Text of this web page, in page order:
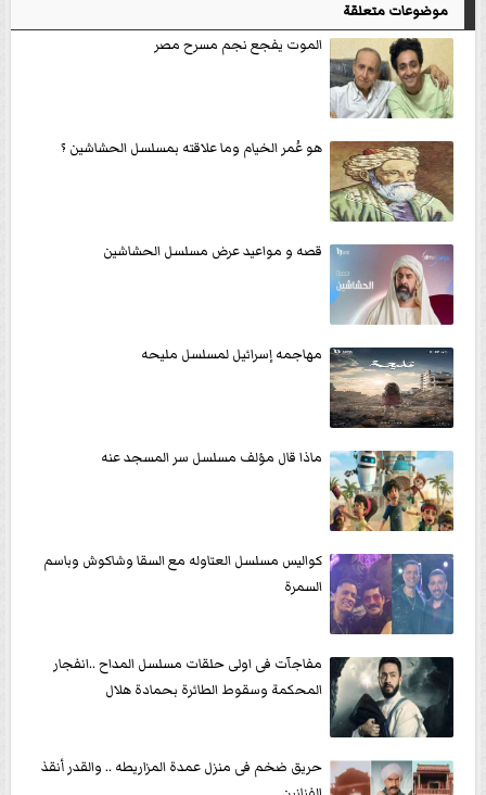
موضوعات متعلقة
الموت يفجع نجم مسرح مصر
هو عُمر الخيام وما علاقته بمسلسل الحشاشين ؟
قصه و مواعيد عرض مسلسل الحشاشين
مهاجمه إسرائيل لمسلسل مليحه
ماذا قال مؤلف مسلسل سر المسجد عنه
كواليس مسلسل العتاوله مع السقا وشاكوش وباسم
السمرة
مفاجآت فى اولى حلقات مسلسل المداح ..انفجار
المحكمة وسقوط الطائرة بحمادة هلال
حريق ضخم فى منزل عمدة المزاريطه .. والقدر أنقذ